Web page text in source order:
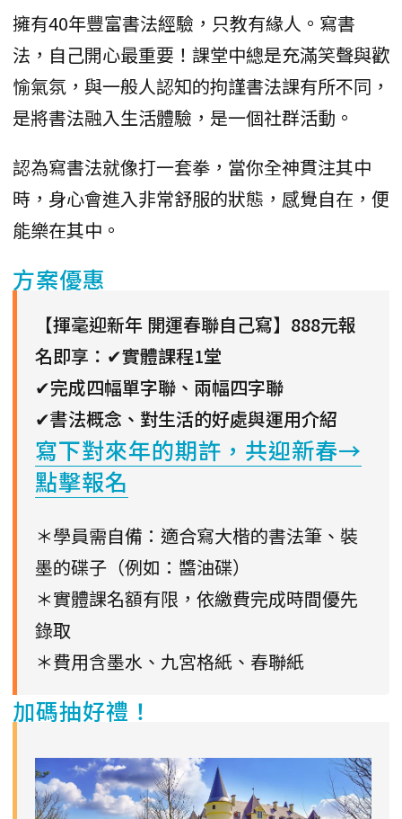
擁有40年豐富書法經驗，只教有緣人。寫書
法，自己開心最重要！課堂中總是充滿笑聲與歡
愉氣氛，與一般人認知的拘謹書法課有所不同，
是將書法融入生活體驗，是一個社群活動。
認為寫書法就像打一套拳，當你全神貫注其中
時，身心會進入非常舒服的狀態，感覺自在，便
能樂在其中。
方案優惠
【揮毫迎新年 開運春聯自己寫】888元報
名即享： ✔實體課程1堂
✔完成四幅單字聯、兩幅四字聯
✔書法概念、對生活的好處與運用介紹
寫下對來年的期許，共迎新春→
點擊報名
＊學員需自備：適合寫大楷的書法筆、裝
墨的碟子（例如：醬油碟）
＊實體課名額有限，依繳費完成時間優先
錄取
＊費用含墨水、九宮格紙、春聯紙
加碼抽好禮！